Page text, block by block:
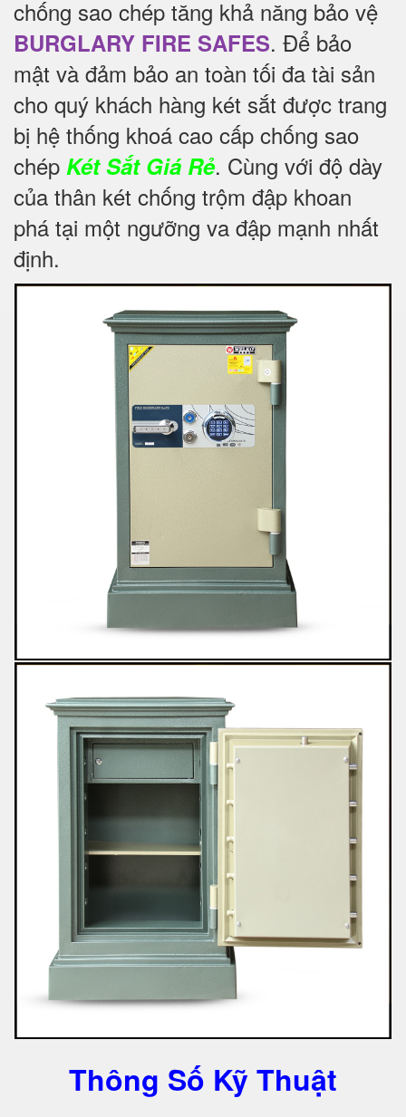
chống sao chép tăng khả năng bảo vệ
BURGLARY FIRE SAFES. Để bảo
mật và đảm bảo an toàn tối đa tài sản
cho quý khách hàng két sắt được trang
bị hệ thống khoá cao cấp chống sao
chép Két Sắt Giá Rẻ. Cùng với độ dày
của thân két chống trộm đập khoan
phá tại một ngưỡng va đập mạnh nhất
định.
Thông Số Kỹ Thuật